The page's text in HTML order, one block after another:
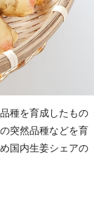
種を育成したもの
突然品種などを育
国内生姜シェアの